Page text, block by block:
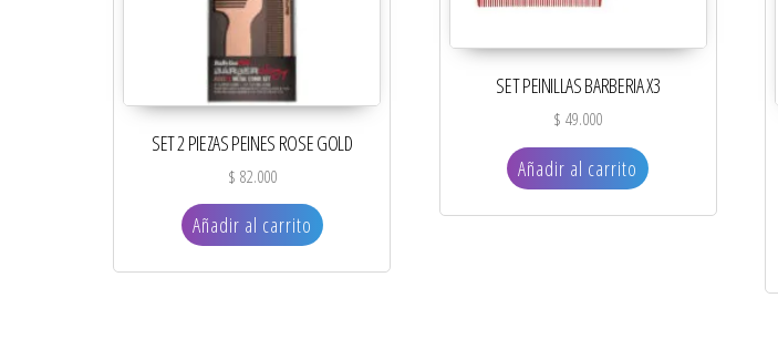
SET 2 PIEZAS PEINES ROSE GOLD
$ 82.000
Añadir al carrito
SET PEINILLAS BARBERIA X3
$ 49.000
Añadir al carrito